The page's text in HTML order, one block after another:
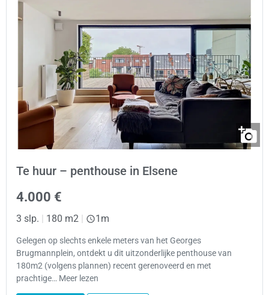
Te huur – penthouse in Elsene
4.000 €
3 slp. | 180 m2 | 1m
Gelegen op slechts enkele meters van het Georges
Brugmannplein, ontdekt u dit uitzonderlijke penthouse van
180m2 (volgens plannen) recent gerenoveerd en met
prachtige… Meer lezen